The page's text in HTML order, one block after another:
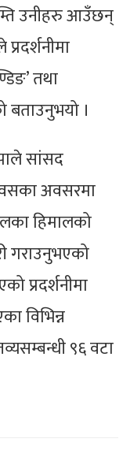
उनीहरु आउँछन्
तथा
।
सांसद
अवसरमा
हिमालको
गराउनुभएको
प्रदर्शनीमा
विभिन्न
९६ वटा